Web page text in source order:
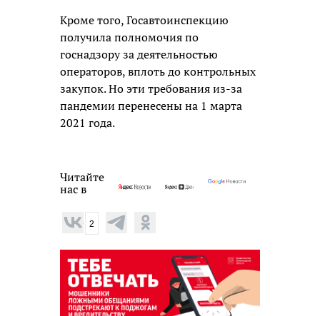
Кроме того, Госавтоинспекцию
получила полномочия по
госнадзору за деятельностью
операторов, вплоть до контрольных
закупок. Но эти требования из-за
пандемии перенесены на 1 марта
2021 года.
Читайте
нас в
2